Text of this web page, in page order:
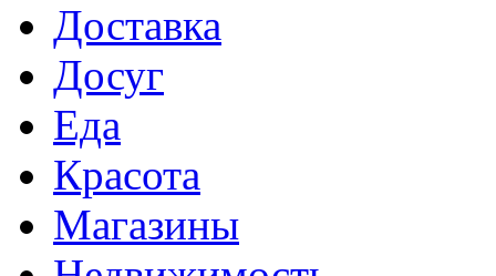
Доставка
Досуг
Еда
Красота
Магазины